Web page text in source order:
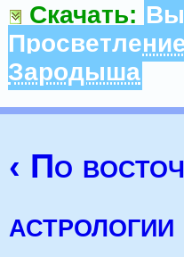
Скачать:
Зародыша
‹ По
астрологии